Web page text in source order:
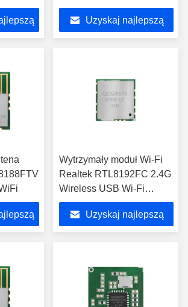
RF
danych audio-wideo
Uzyskaj najlepszą
Wytrzymały moduł Wi-Fi
Realtek RTL8192FC 2.4G
Wireless USB Wi-Fi
Display Dongle
Uzyskaj najlepszą